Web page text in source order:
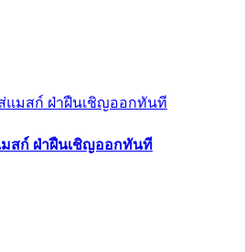
มสก์ ฝ่าฝืนเชิญออกทันที